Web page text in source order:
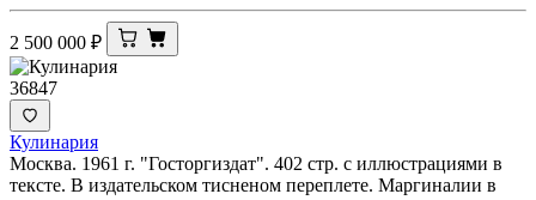
2 500 000 ₽
36847
Кулинария
Москва. 1961 г. "Госторгиздат". 402 стр. с иллюстрациями в
тексте. В издательском тисненом переплете. Маргиналии в